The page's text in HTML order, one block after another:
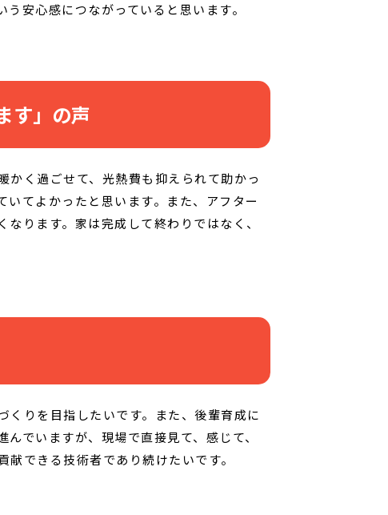
安心感につながっていると思います。
す」の声
く過ごせて、光熱費も抑えられて助かっ
てよかったと思います。また、アフター
ります。家は完成して終わりではなく、
りを目指したいです。また、後輩育成に
でいますが、現場で直接見て、感じて、
できる技術者であり続けたいです。